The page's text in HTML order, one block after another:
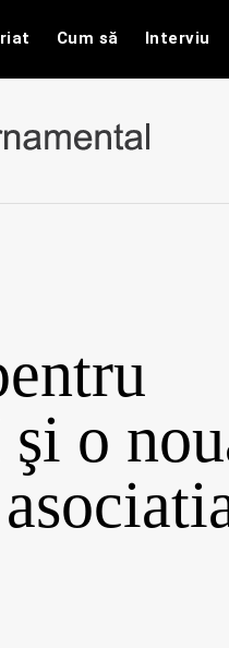
Cum să Interviu
o